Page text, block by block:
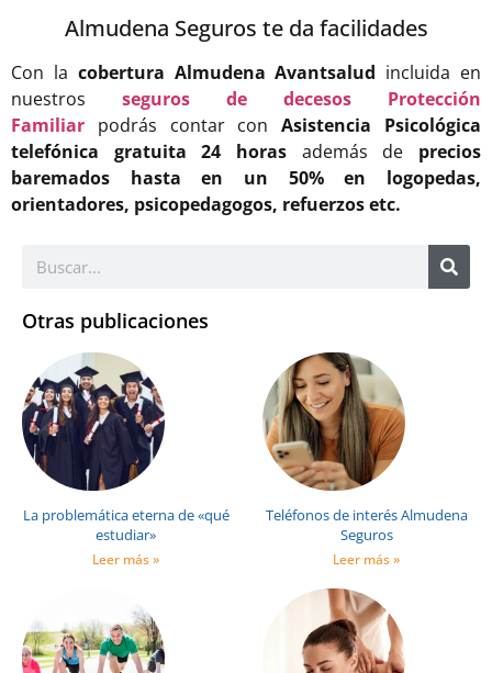
Almudena Seguros te da facilidades
Con la cobertura Almudena Avantsalud incluida en
nuestros seguros de decesos Protección
Familiar podrás contar conAsistencia Psicológica
telefónica gratuita 24 horas además de precios
baremados hasta en un 50% en logopedas,
orientadores, psicopedagogos, refuerzos etc.
Otras publicaciones
La problemática eterna de «qué
estudiar»
Leer más »
Teléfonos de interés Almudena
Seguros
Leer más »